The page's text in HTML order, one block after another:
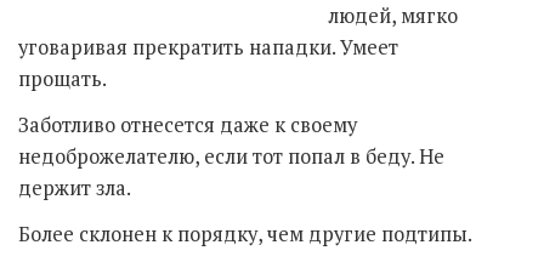
людей, мягко
уговаривая прекратить нападки. Умеет
прощать.
Заботливо отнесется даже к своему
недоброжелателю, если тот попал в беду. Не
держит зла.
Более склонен к порядку, чем другие подтипы.